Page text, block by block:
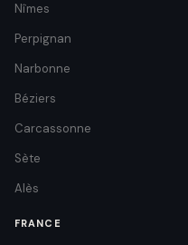
Nîmes
Perpignan
Narbonne
Béziers
Carcassonne
Sète
Alès
FRANCE